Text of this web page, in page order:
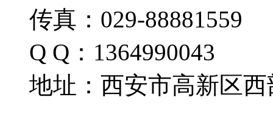
传真：029-88881559
Q Q：1364990043
地址：西安市高新区西